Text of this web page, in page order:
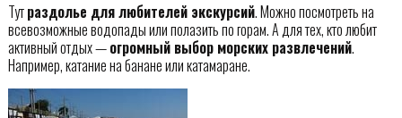
Тутраздолье для любителей экскурсий. Можно посмотреть на
всевозможные водопады или полазить по горам. А для тех, кто любит
активный отдых —огромный выбор морских развлечений.
Например, катание на банане или катамаране.